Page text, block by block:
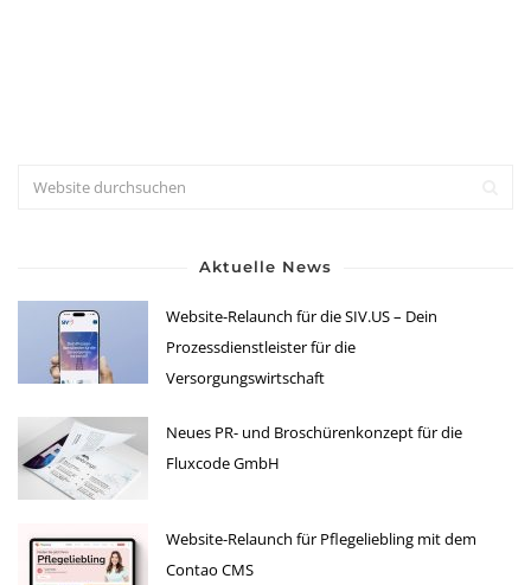
Aktuelle News
Website-Relaunch für die SIV.US – Dein
Prozessdienstleister für die
Versorgungswirtschaft
Neues PR- und Broschürenkonzept für die
Fluxcode GmbH
Website-Relaunch für Pflegeliebling mit dem
Contao CMS